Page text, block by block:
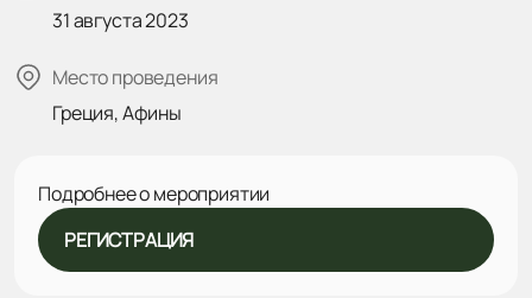
31 августа 2023
Место проведения
Греция, Афины
Подробнее о мероприятии
РЕГИСТРАЦИЯ